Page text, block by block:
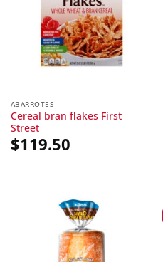
ABARROTES
Cereal bran flakes First
Street
$119.50